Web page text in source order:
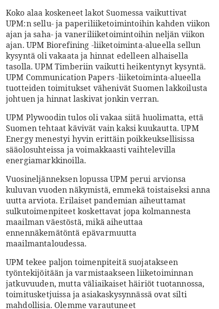
Koko alaa koskeneet lakot Suomessa vaikuttivat
UPM:n sellu- ja paperiliiketoimintoihin kahden viikon
ajan ja saha- ja vaneriliiketoimintoihin neljän viikon
ajan. UPM Biorefining -liiketoiminta-alueella sellun
kysyntä oli vakaata ja hinnat edelleen alhaisella
tasolla. UPM Timberiin vaikutti heikentynyt kysyntä.
UPM Communication Papers -liiketoiminta-alueella
tuotteiden toimitukset vähenivät Suomen lakkoilusta
johtuen ja hinnat laskivat jonkin verran.
UPM Plywoodin tulos oli vakaa siitä huolimatta, että
Suomen tehtaat kävivät vain kaksi kuukautta. UPM
Energy menestyi hyvin erittäin poikkeuksellisissa
sääolosuhteissa ja voimakkaasti vaihtelevilla
energiamarkkinoilla.
Vuosineljänneksen lopussa UPM perui arvionsa
kuluvan vuoden näkymistä, emmekä toistaiseksi anna
uutta arviota. Erilaiset pandemian aiheuttamat
sulkutoimenpiteet koskettavat jopa kolmannesta
maailman väestöstä, mikä aiheuttaa
ennennäkemätöntä epävarmuutta
maailmantaloudessa.
UPM tekee paljon toimenpiteitä suojatakseen
työntekijöitään ja varmistaakseen liiketoiminnan
jatkuvuuden, mutta väliaikaiset häiriöt tuotannossa,
toimitusketjuissa ja asiakaskysynnässä ovat silti
mahdollisia. Olemme varautuneet